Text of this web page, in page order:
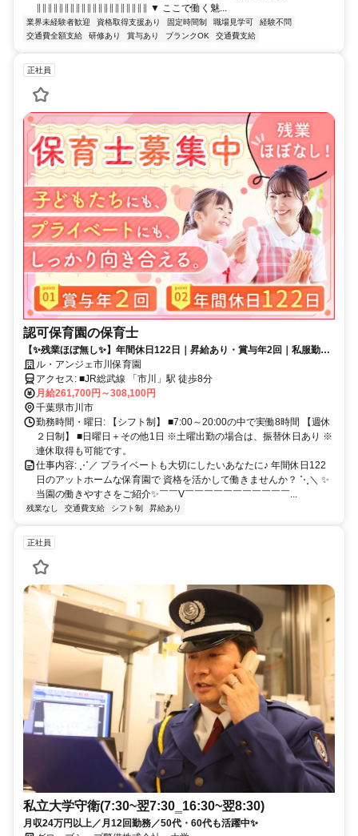
∥∥∥∥∥∥∥∥∥∥∥∥∥∥∥∥∥∥∥∥ ▼ ここで働く魅...
業界未経験者歓迎 資格取得支援あり 固定時間制 職場見学可
経験不問
交通費全額支給
研修あり 賞与あり ブランクOK 交通費支給
正社員
認可保育園の保育士
【✨️残業ほぼ無し✨️】年間休日122日｜昇給あり・賞与年2回｜私服勤務
OK｜月給30万円可能｜社宅あり
ル・アンジェ市川保育園
アクセス: ■JR総武線 「市川」駅 徒歩8分
月給261,700円～308,100円
千葉県市川市
勤務時間・曜日: 【シフト制】 ■7:00～20:00の中で実働8時間 【週休
２日制】 ■日曜日＋その他1日 ※土曜出勤の場合は、振替休日あり ※
連休取得も可能です。
仕事内容: ⋰／ プライベートも大切にしたいあなたに♪ 年間休日122
日のアットホームな保育園で 資格を活かして働きませんか？ ⋱＼ ✨️
当園の働きやすさをご紹介✨️ ​￣￣V￣￣￣￣￣￣￣￣￣￣￣...
残業なし 交通費支給 シフト制 昇給あり
正社員
私立大学守衛(7:30~翌7:30‗16:30~翌8:30)
月収24万円以上／月12回勤務／50代・60代も活躍中✨